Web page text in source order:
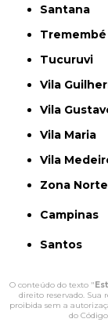
Santana
Tremembé
Tucuruvi
Vila
Vila
Vila Maria
Vila
Zona Norte
Campinas
Santos
O conteúdo do texto "
direito reservado. Sua
proibida sem a
do